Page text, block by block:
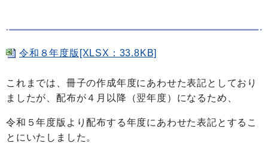
令和８年度版[XLSX：33.8KB]
これまでは、冊子の作成年度にあわせた表記としており
ましたが、配布が４月以降（翌年度）になるため、
令和５年度版より配布する年度にあわせた表記とするこ
とにいたしました。